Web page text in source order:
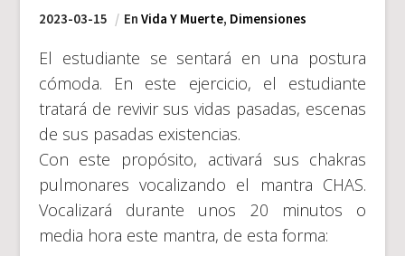
2023-03-15 En Vida Y Muerte, Dimensiones
El estudiante se sentará en una postura
cómoda. En este ejercicio, el estudiante
tratará de revivir sus vidas pasadas, escenas
de sus pasadas existencias.
Con este propósito, activará sus chakras
pulmonares vocalizando el mantra CHAS.
Vocalizará durante unos 20 minutos o
media hora este mantra, de esta forma: